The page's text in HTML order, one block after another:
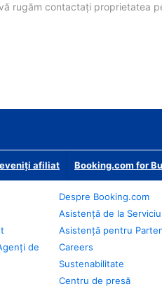
rugăm contactați proprietatea
afiliat Booking.com for
de
Despre Booking.com
Asistență de la
Asistență pentru
Careers
Sustenabilitate
Centru de presă